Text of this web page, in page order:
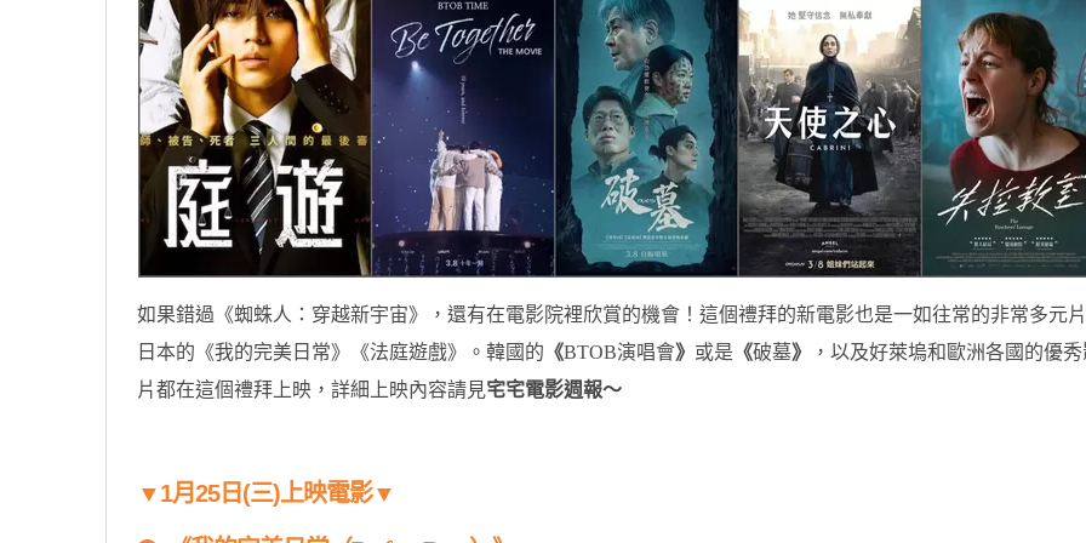
如果錯過《蜘蛛人：穿越新宇宙》，還有在電影院裡欣賞的機會！這個禮拜的新電影也是一如往常的非常多元
日本的《我的完美日常》《法庭遊戲》。韓國的 《BTOB演唱會》 或是 《破墓》
，以及好萊塢和歐洲各國的優
片都在這個禮拜上映，詳細上映內容請見宅宅電影週報～
▼1月25日(三)上映電影▼